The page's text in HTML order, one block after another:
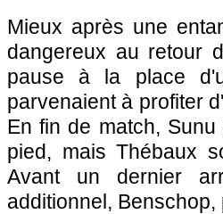
Mieux après une
dangereux au retour
pause à la place
parvenaient à profiter
En fin de match,
pied, mais Thébaux
Avant un dernier
additionnel,